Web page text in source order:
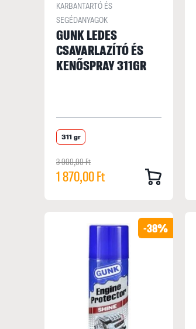
KARBANTARTÓ ÉS
SEGÉDANYAGOK
GUNK LEDES
CSAVARLAZÍTÓ ÉS
KENŐSPRAY 311GR
311 gr
3 900,00 Ft
1 870,00 Ft
-38%